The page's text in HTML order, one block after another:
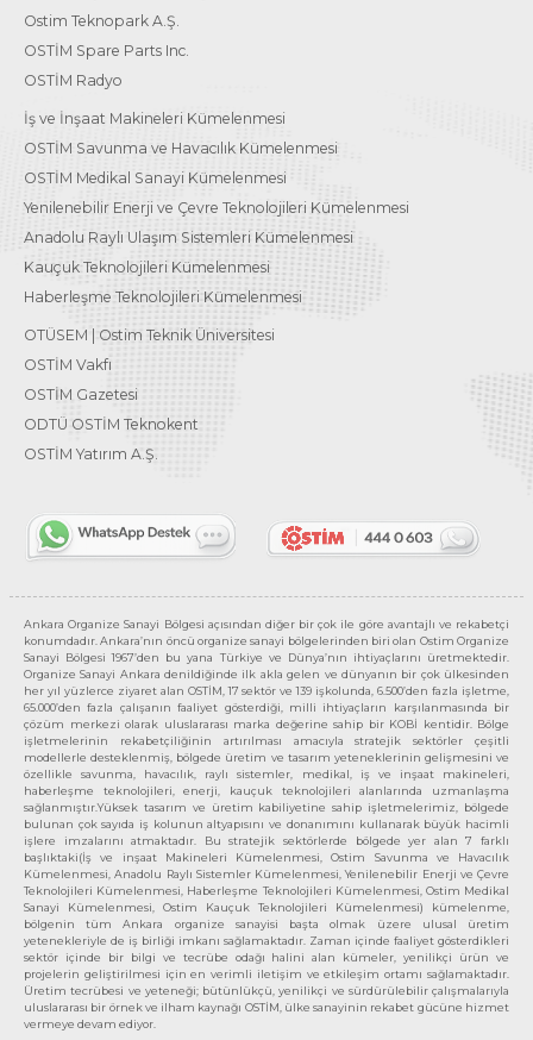
Ostim Teknopark A.Ş.
OSTİM Spare Parts Inc.
OSTİM Radyo
İş ve İnşaat Makineleri Kümelenmesi
OSTİM Savunma ve Havacılık Kümelenmesi
OSTİM Medikal Sanayi Kümelenmesi
Yenilenebilir Enerji ve Çevre Teknolojileri Kümelenmesi
Anadolu Raylı Ulaşım Sistemleri Kümelenmesi
Kauçuk Teknolojileri Kümelenmesi
Haberleşme Teknolojileri Kümelenmesi
OTÜSEM | Ostim Teknik Üniversitesi
OSTİM Vakfı
OSTİM Gazetesi
ODTÜ OSTİM Teknokent
OSTİM Yatırım A.Ş.
Ankara Organize Sanayi Bölgesi açısından diğer bir çok ile göre avantajlı ve rekabetçi
konumdadır. Ankara’nın öncü organize sanayi bölgelerinden biri olan Ostim Organize
Sanayi Bölgesi 1967’den bu yana Türkiye ve Dünya’nın ihtiyaçlarını üretmektedir.
Organize Sanayi Ankara denildiğinde ilk akla gelen ve dünyanın bir çok ülkesinden
her yıl yüzlerce ziyaret alan OSTİM, 17 sektör ve 139 işkolunda, 6.500’den fazla işletme,
65.000’den fazla çalışanın faaliyet gösterdiği, milli ihtiyaçların karşılanmasında bir
çözüm merkezi olarak uluslararası marka değerine sahip bir KOBİ kentidir. Bölge
işletmelerinin rekabetçiliğinin artırılması amacıyla stratejik sektörler çeşitli
modellerle desteklenmiş, bölgede üretim ve tasarım yeteneklerinin gelişmesini ve
özellikle savunma, havacılık, raylı sistemler, medikal, iş ve inşaat makineleri,
haberleşme teknolojileri, enerji, kauçuk teknolojileri alanlarında uzmanlaşma
sağlanmıştır.Yüksek tasarım ve üretim kabiliyetine sahip işletmelerimiz, bölgede
bulunan çok sayıda iş kolunun altyapısını ve donanımını kullanarak büyük hacimli
işlere imzalarını atmaktadır. Bu stratejik sektörlerde bölgede yer alan 7 farklı
başlıktaki(İş ve inşaat Makineleri Kümelenmesi, Ostim Savunma ve Havacılık
Kümelenmesi, Anadolu Raylı Sistemler Kümelenmesi, Yenilenebilir Enerji ve Çevre
Teknolojileri Kümelenmesi, Haberleşme Teknolojileri Kümelenmesi, Ostim Medikal
Sanayi Kümelenmesi, Ostim Kauçuk Teknolojileri Kümelenmesi) kümelenme,
bölgenin tüm Ankara organize sanayisi başta olmak üzere ulusal üretim
yetenekleriyle de iş birliği imkanı sağlamaktadır. Zaman içinde faaliyet gösterdikleri
sektör içinde bir bilgi ve tecrübe odağı halini alan kümeler, yenilikçi ürün ve
projelerin geliştirilmesi için en verimli iletişim ve etkileşim ortamı sağlamaktadır.
Üretim tecrübesi ve yeteneği; bütünlükçü, yenilikçi ve sürdürülebilir çalışmalarıyla
uluslararası bir örnek ve ilham kaynağı OSTİM, ülke sanayinin rekabet gücüne hizmet
vermeye devam ediyor.